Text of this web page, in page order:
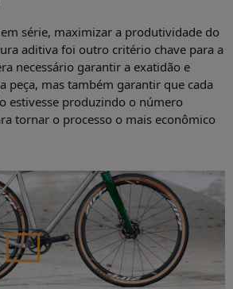
série, maximizar a produtividade do
aditiva foi outro critério chave para a
necessário garantir a exatidão e
peça, mas também garantir que cada
estivesse produzindo o número
tornar o processo o mais econômico